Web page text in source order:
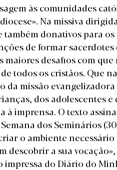
às comunidades
Na missiva
donativos para
de formar sacerdotes
maiores desafios com
todos os cristãos. Que
missão
dos adolescentes e
imprensa. O texto
dos Seminários
o ambiente
descobrir a sua
impressa do Diário do